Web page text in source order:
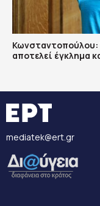
αποτελεί έγκλημα
mediatek@ert.gr